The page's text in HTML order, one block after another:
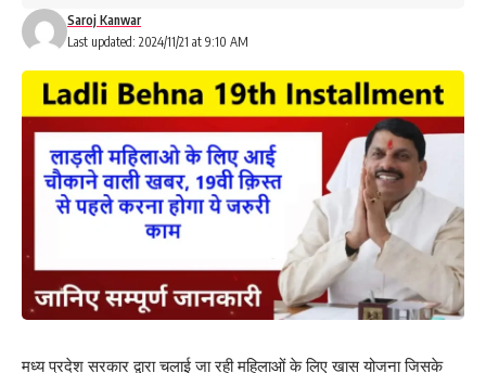
Last updated: 2024/11/21 at 9:10 AM
Saroj Kanwar
मध्य प्रदेश सरकार द्वारा चलाई जा रही महिलाओं के लिए खास योजना जिसके